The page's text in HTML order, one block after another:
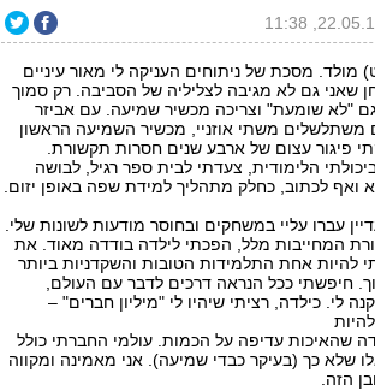
מולד. מסכת של ניתוחים העניקה לי מאור עיניים
שאני גם לא מגיבה לצליליה של הסביבה. רק סמוך
"לא שומעת" וצריכה מכשיר שמיעה. עם אביזר
משתלשלים משתי אוזניי, מכשיר השמיעה הראשון
פיגור עצום של ארבע שנים חסרות תקשורת.
הלימודית, צעדתי לבית ספר רגיל, לבושה
ואף לכתוב, כחלק מתהליך למידת שפה באופן יזום.
עברו עליי במשחקים ובחוסר מודעות לשונות שלי.
המחייבות מלל, הפכתי לילדה בודדה מאוד. את
להיות אחת התלמידות הטובות והשקדניות ביותר
חיפשתי ככל הנראה דרכים לדבר עם העולם,
לי. כילדה, רציתי שיהיו לי "מיליון חברים" –
שהאיכות עדיפה על הכמות. עולמי החברתי כולל
שלא כך (בעיקר כבדי שמיעה). אני מאמינה ומקווה
הזה.